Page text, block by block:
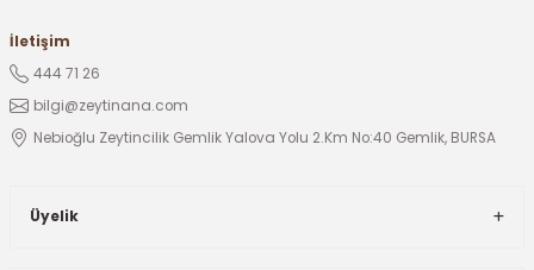
İletişim
444 71 26
bilgi@zeytinana.com
Nebioğlu Zeytincilik Gemlik Yalova Yolu 2.Km No:40 Gemlik, BURSA
Üyelik